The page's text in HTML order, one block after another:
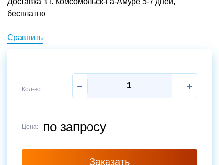
бесплатно
Сравнить
Кол-во: − +
Цена: по запросу
Заказать
Отправить